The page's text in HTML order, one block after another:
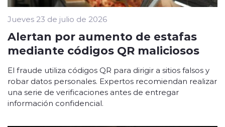
Jueves 23 de julio de 2026
Alertan por aumento de estafas
mediante códigos QR maliciosos
El fraude utiliza códigos QR para dirigir a sitios falsos y
robar datos personales. Expertos recomiendan realizar
una serie de verificaciones antes de entregar
información confidencial.